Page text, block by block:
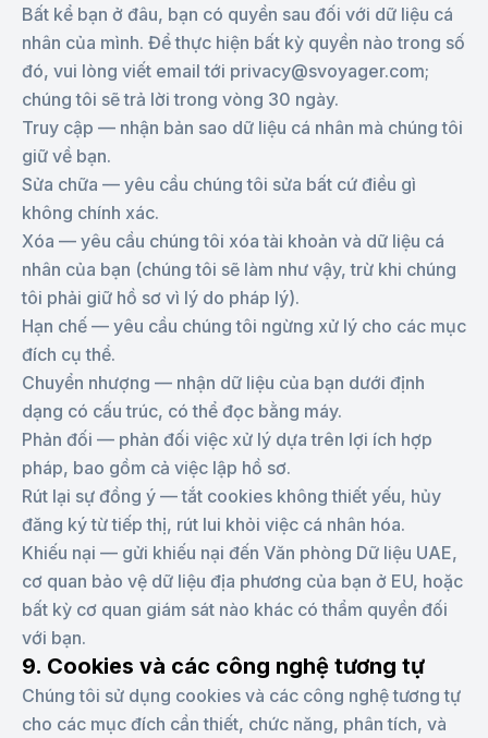
Bất kể bạn ở đâu, bạn có quyền sau đối với dữ liệu cá
nhân của mình. Để thực hiện bất kỳ quyền nào trong số
đó, vui lòng viết email tới privacy@svoyager.com;
chúng tôi sẽ trả lời trong vòng 30 ngày.
Truy cập — nhận bản sao dữ liệu cá nhân mà chúng tôi
giữ về bạn.
Sửa chữa — yêu cầu chúng tôi sửa bất cứ điều gì
không chính xác.
Xóa — yêu cầu chúng tôi xóa tài khoản và dữ liệu cá
nhân của bạn (chúng tôi sẽ làm như vậy, trừ khi chúng
tôi phải giữ hồ sơ vì lý do pháp lý).
Hạn chế — yêu cầu chúng tôi ngừng xử lý cho các mục
đích cụ thể.
Chuyển nhượng — nhận dữ liệu của bạn dưới định
dạng có cấu trúc, có thể đọc bằng máy.
Phản đối — phản đối việc xử lý dựa trên lợi ích hợp
pháp, bao gồm cả việc lập hồ sơ.
Rút lại sự đồng ý — tắt cookies không thiết yếu, hủy
đăng ký từ tiếp thị, rút lui khỏi việc cá nhân hóa.
Khiếu nại — gửi khiếu nại đến Văn phòng Dữ liệu UAE,
cơ quan bảo vệ dữ liệu địa phương của bạn ở EU, hoặc
bất kỳ cơ quan giám sát nào khác có thẩm quyền đối
với bạn.
9. Cookies và các công nghệ tương tự
Chúng tôi sử dụng cookies và các công nghệ tương tự
cho các mục đích cần thiết, chức năng, phân tích, và